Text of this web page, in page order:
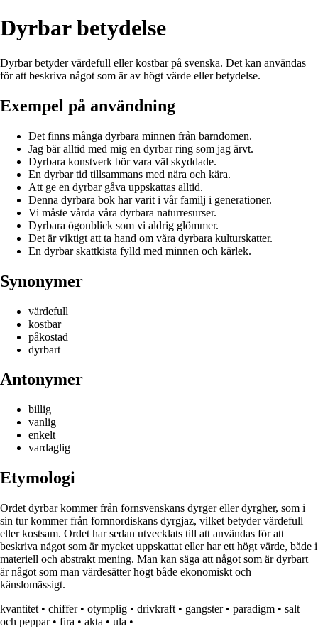
Dyrbar betydelse
Dyrbar betyder värdefull eller kostbar på svenska. Det kan användas
för att beskriva något som är av högt värde eller betydelse.
Exempel på användning
Det finns många dyrbara minnen från barndomen.
Jag bär alltid med mig en dyrbar ring som jag ärvt.
Dyrbara konstverk bör vara väl skyddade.
En dyrbar tid tillsammans med nära och kära.
Att ge en dyrbar gåva uppskattas alltid.
Denna dyrbara bok har varit i vår familj i generationer.
Vi måste vårda våra dyrbara naturresurser.
Dyrbara ögonblick som vi aldrig glömmer.
Det är viktigt att ta hand om våra dyrbara kulturskatter.
En dyrbar skattkista fylld med minnen och kärlek.
Synonymer
värdefull
kostbar
påkostad
dyrbart
Antonymer
billig
vanlig
enkelt
vardaglig
Etymologi
Ordet dyrbar kommer från fornsvenskans dyrger eller dyrgher, som i
sin tur kommer från fornnordiskans dyrgjaz, vilket betyder värdefull
eller kostsam. Ordet har sedan utvecklats till att användas för att
beskriva något som är mycket uppskattat eller har ett högt värde, både i
materiell och abstrakt mening. Man kan säga att något som är dyrbart
är något som man värdesätter högt både ekonomiskt och
känslomässigt.
kvantitet • chiffer• otymplig • drivkraft • gangster• paradigm • salt
och peppar• fira • akta • ula •